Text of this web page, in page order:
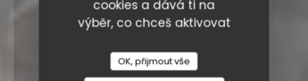
cookies a dává ti na
výběr, co chceš aktivovat
OK, přijmout vše